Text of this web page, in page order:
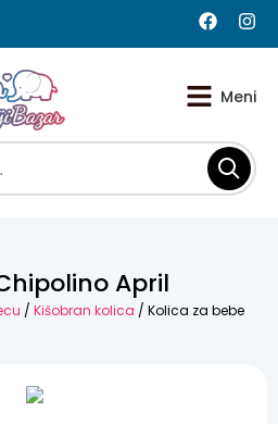
April
/ Kišobran kolica / Kolica za bebe